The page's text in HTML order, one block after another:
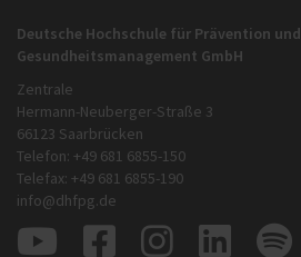
Deutsche Hochschule für Prävention und
Gesundheitsmanagement GmbH
Zentrale
Hermann-Neuberger-Straße 3
66123 Saarbrücken
Telefon: +49 681 6855-150
Telefax: +49 681 6855-190
info@dhfpg.de